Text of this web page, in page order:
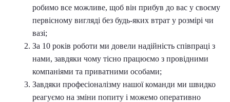
робимо все можливе, щоб він прибув до вас у своєму
первісному вигляді без будь-яких втрат у розмірі чи
вазі;
За 10 років роботи ми довели надійність співпраці з
нами, завдяки чому тісно працюємо з провідними
компаніями та приватними особами;
Завдяки професіоналізму нашої команди ми швидко
реагуємо на зміни попиту і можемо оперативно